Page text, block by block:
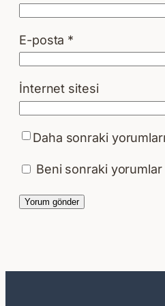
E-posta *
İnternet sitesi
Daha sonraki
Beni sonraki